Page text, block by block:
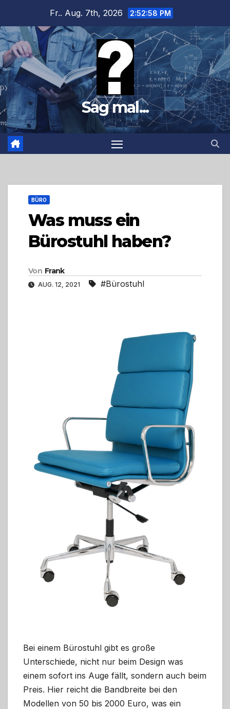
springen
Fr.. Aug. 7th, 2026 2:53:00 PM
Sag mal...
BÜRO
Was muss ein
Bürostuhl haben?
Von Frank
AUG. 12, 2021 #Bürostuhl
Bei einem Bürostuhl gibt es große
Unterschiede, nicht nur beim Design was
einem sofort ins Auge fällt, sondern auch beim
Preis. Hier reicht die Bandbreite bei den
Modellen von 50 bis 2000 Euro, was ein